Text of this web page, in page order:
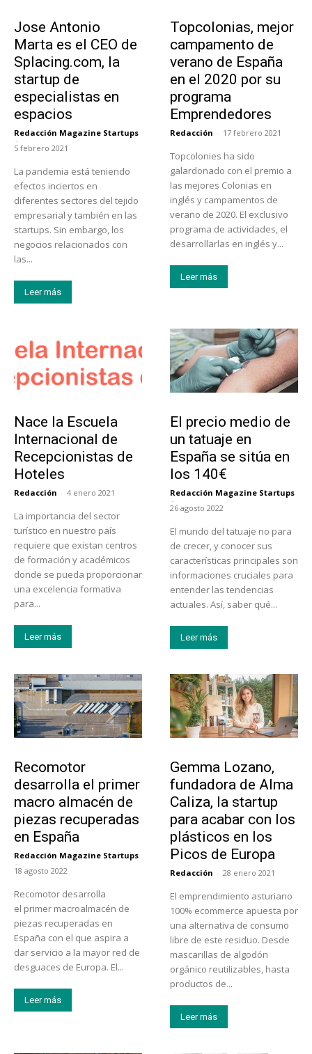
Jose Antonio
Marta es el CEO de
Splacing.com, la
startup de
especialistas en
espacios
Redacción Magazine Startups
-
5 febrero 2021
La pandemia está teniendo
efectos inciertos en
diferentes sectores del tejido
empresarial y también en las
startups. Sin embargo, los
negocios relacionados con
las...
Leer más
Topcolonias, mejor
campamento de
verano de España
en el 2020 por su
programa
Emprendedores
Redacción - 17 febrero 2021
Topcolonies ha sido
galardonado con el premio a
las mejores Colonias en
inglés y campamentos de
verano de 2020. El exclusivo
programa de actividades, el
desarrollarlas en inglés y...
Leer más
Nace la Escuela
Internacional de
Recepcionistas de
Hoteles
Redacción - 4 enero 2021
La importancia del sector
turístico en nuestro país
requiere que existan centros
de formación y académicos
donde se pueda proporcionar
una excelencia formativa
para...
Leer más
El precio medio de
un tatuaje en
España se sitúa en
los 140€
Redacción Magazine Startups
-
26 agosto 2022
El mundo del tatuaje no para
de crecer, y conocer sus
características principales son
informaciones cruciales para
entender las tendencias
actuales. Así, saber qué...
Leer más
Recomotor
desarrolla el primer
macro almacén de
piezas recuperadas
en España
Redacción Magazine Startups
-
18 agosto 2022
Recomotor desarrolla
el primer macroalmacén de
piezas recuperadas en
España con el que aspira a
dar servicio a la mayor red de
desguaces de Europa. El...
Leer más
Gemma Lozano,
fundadora de Alma
Caliza, la startup
para acabar con los
plásticos en los
Picos de Europa
Redacción - 28 enero 2021
El emprendimiento asturiano
100% ecommerce apuesta por
una alternativa de consumo
libre de este residuo. Desde
mascarillas de algodón
orgánico reutilizables, hasta
productos de...
Leer más